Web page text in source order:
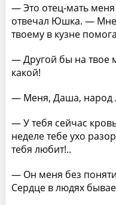
— Это отец-мать
отвечал Юшка. — Мне
твоему в кузне
— Другой бы на твое
какой!
— Меня, Даша, народ
— У тебя сейчас
неделе тебе ухо
тебя любит!..
— Он меня без
Сердце в людях